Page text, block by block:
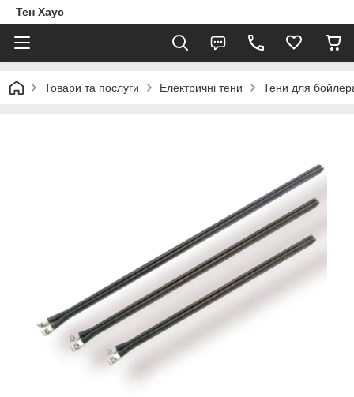
Тен Хаус
Товари та послуги Електричні тени Тени для